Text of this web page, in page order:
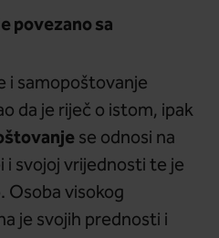
povezano sa
i samopoštovanje
da je riječ o istom, ipak
se odnosi na
i svojoj vrijednosti te je
Osoba visokog
je svojih prednosti i